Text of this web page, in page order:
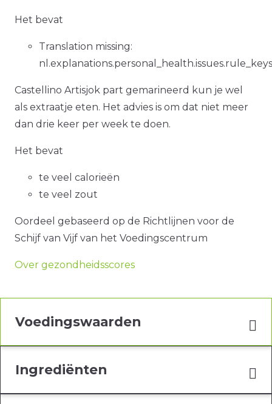
Het bevat
Translation missing:
Castellino Artisjok part gemarineerd kun je wel
als extraatje eten. Het advies is om dat niet meer
dan drie keer per week te doen.
Het bevat
te veel calorieën
te veel zout
Oordeel gebaseerd op de Richtlijnen voor de
Schijf van Vijf van het Voedingscentrum
Over gezondheidsscores
Voedingswaarden
Ingrediënten